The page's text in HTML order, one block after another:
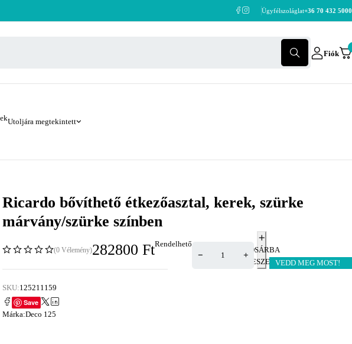
Ügyfélszoláglat+36 70 432 5000
Fiók
Utoljára megtekintett
Ricardo bővíthető étkezőasztal, kerek, szürke
márvány/szürke színben
(0 Vélemény)282800 FtRendelhető
KOSÁRBA
TESZEMVEDD MEG MOST!
SKU:125211159
Save
Márka:Deco 125